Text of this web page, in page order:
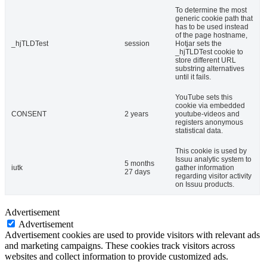
_hjTLDTest session
To determine the most
generic cookie path that
has to be used instead
of the page hostname,
Hotjar sets the
_hjTLDTest cookie to
store different URL
substring alternatives
until it fails.
CONSENT 2 years
YouTube sets this
cookie via embedded
youtube-videos and
registers anonymous
statistical data.
iutk
5 months
27 days
This cookie is used by
Issuu analytic system to
gather information
regarding visitor activity
on Issuu products.
Advertisement
Advertisement
Advertisement cookies are used to provide visitors with relevant ads
and marketing campaigns. These cookies track visitors across
websites and collect information to provide customized ads.